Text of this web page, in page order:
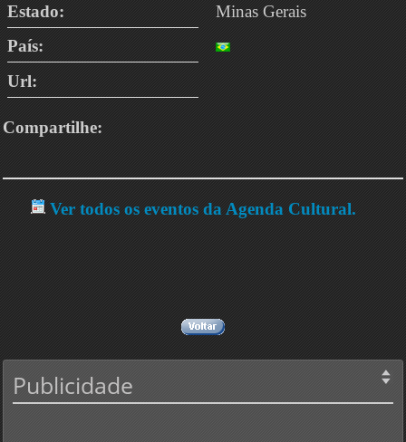
Estado:
Minas Gerais
País:
Url:
Compartilhe:
Ver todos os eventos da Agenda Cultural.
Publicidade